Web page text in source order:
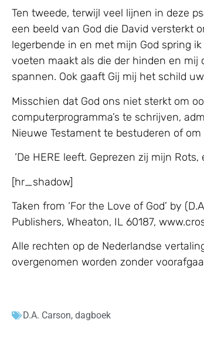
Ten tweede, terwijl veel lijnen in deze
een beeld van God die David versterkt
legerbende in en met mijn God spring
voeten maakt als die der hinden en
spannen. Ook gaaft Gij mij het schild
Misschien dat God ons niet sterkt om
computerprogramma’s te schrijven,
Nieuwe Testament te bestuderen of
‘De HERE leeft. Geprezen zij mijn
[hr_shadow]
Taken from ‘For the Love of God’ by
Publishers, Wheaton, IL 60187,
Alle rechten op de Nederlandse
overgenomen worden zonder
D.A. Carson, dagboek